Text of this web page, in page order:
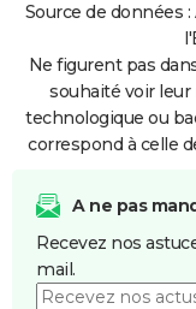
Source de données
Ne figurent pas
souhaité voir leur
technologique ou
correspond à celle
A ne pas
Recevez nos
mail.